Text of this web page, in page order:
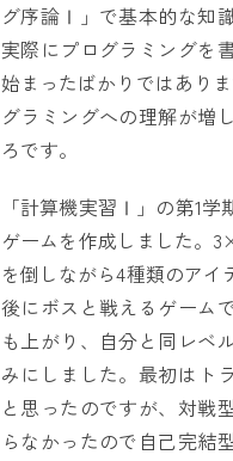
グ序論Ⅰ」で基本的な知
実際にプログラミングを
始まったばかりではあり
グラミングへの理解が増
ろです。
「計算機実習Ⅰ」の第1
ゲームを作成しました。
を倒しながら4種類のア
後にボスと戦えるゲーム
も上がり、自分と同レベ
みにしました。最初はト
と思ったのですが、対戦
らなかったので自己完結